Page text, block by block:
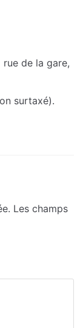
rue de la gare,
surtaxé).
Les champs